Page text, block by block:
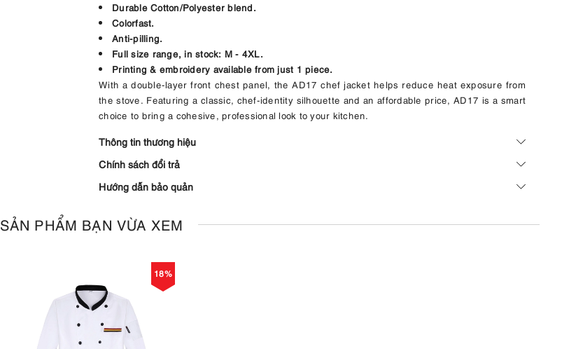
Durable Cotton/Polyester blend.
Colorfast.
Anti-pilling.
Full size range, in stock: M - 4XL.
Printing & embroidery available from just 1 piece.
With a double-layer front chest panel, the AD17 chef jacket helps reduce heat exposure from
the stove. Featuring a classic, chef-identity silhouette and an affordable price, AD17 is a smart
choice to bring a cohesive, professional look to your kitchen.
Thông tin thương hiệu
Chính sách đổi trả
Hướng dẫn bảo quản
SẢN PHẨM BẠN VỪA XEM
18%